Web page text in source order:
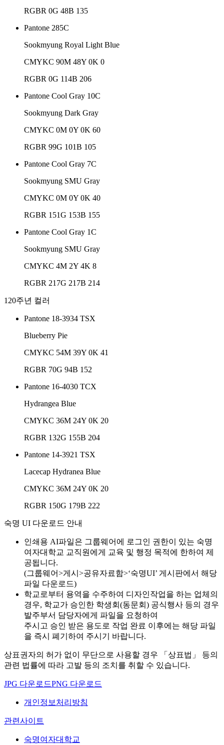
RGBR 0G 48B 135
Pantone 285C
Sookmyung Royal Light Blue
CMYKC 90M 48Y 0K 0
RGBR 0G 114B 206
Pantone Cool Gray 10C
Sookmyung Dark Gray
CMYKC 0M 0Y 0K 60
RGBR 99G 101B 105
Pantone Cool Gray 7C
Sookmyung SMU Gray
CMYKC 0M 0Y 0K 40
RGBR 151G 153B 155
Pantone Cool Gray 1C
Sookmyung SMU Gray
CMYKC 4M 2Y 4K 8
RGBR 217G 217B 214
120주년 컬러
Pantone 18-3934 TSX
Blueberry Pie
CMYKC 54M 39Y 0K 41
RGBR 70G 94B 152
Pantone 16-4030 TCX
Hydrangea Blue
CMYKC 36M 24Y 0K 20
RGBR 132G 155B 204
Pantone 14-3921 TSX
Lacecap Hydranea Blue
CMYKC 36M 24Y 0K 20
RGBR 150G 179B 222
숙명 UI 다운로드 안내
인쇄용 AI파일은 그룹웨어에 로그인 권한이 있는 숙명
여자대학교 교직원에게 교육 및 행정 목적에 한하여 제
공됩니다.
(그룹웨어>게시>공유자료함>‘숙명UI’ 게시판에서 해당
파일 다운로드)
학교로부터 용역을 수주하여 디자인작업을 하는 업체의
경우, 학교가 승인한 학생회(동문회) 공식행사 등의 경우
발주부서 담당자에게 파일을 요청하여
주시고 승인 받은 용도로 작업 완료 이후에는 해당 파일
을 즉시 폐기하여 주시기 바랍니다.
상표권자의 허가 없이 무단으로 사용할 경우 「상표법」 등의
관련 법률에 따라 고발 등의 조치를 취할 수 있습니다.
JPG 다운로드PNG 다운로드
개인정보처리방침
관련사이트
숙명여자대학교